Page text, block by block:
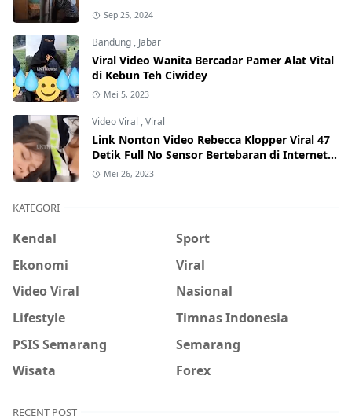
Internet, Hati-Hati Phising!
Sep 25, 2024
Bandung , Jabar
Viral Video Wanita Bercadar Pamer Alat Vital
di Kebun Teh Ciwidey
Mei 5, 2023
Video Viral ,Viral
Link Nonton Video Rebecca Klopper Viral 47
Detik Full No Sensor Bertebaran di Internet,
Hati-Hati Phising!
Mei 26, 2023
KATEGORI
Kendal
Sport
Ekonomi
Viral
Video Viral
Nasional
Lifestyle
Timnas Indonesia
PSIS Semarang
Semarang
Wisata
Forex
RECENT POST